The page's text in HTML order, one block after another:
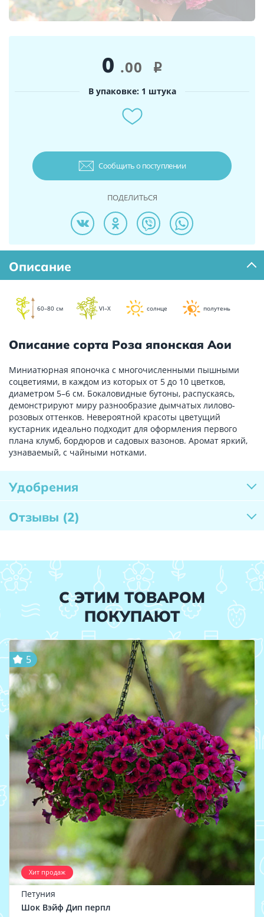
0 .00 i
В упаковке: 1 штука
Сообщить о поступлении
ПОДЕЛИТЬСЯ
Описание
60–80 см VI–X солнце полутень
Описание сорта Роза японская Аои
Миниатюрная японочка с многочисленными пышными
соцветиями, в каждом из которых от 5 до 10 цветков,
диаметром 5–6 см. Бокаловидные бутоны, распускаясь,
демонстрируют миру разнообразие дымчатых лилово-
розовых оттенков. Невероятной красоты цветущий
кустарник идеально подходит для оформления первого
плана клумб, бордюров и садовых вазонов. Аромат яркий,
узнаваемый, с чайными нотками.
Удобрения
Отзывы (2)
С ЭТИМ ТОВАРОМ
ПОКУПАЮТ
Хит продаж
5
Петуния
Шок Вэйф Дип перпл